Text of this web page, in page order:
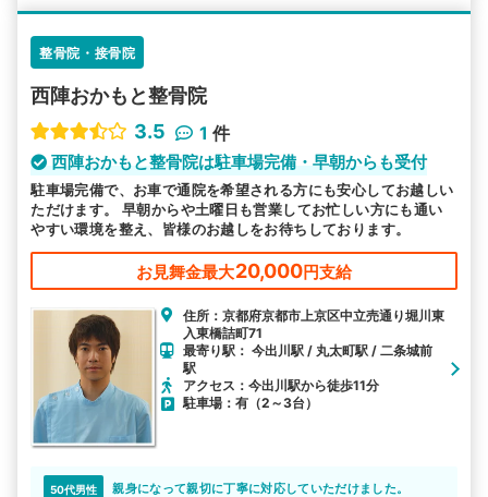
整骨院・接骨院
西陣おかもと整骨院
3.5
1 件
西陣おかもと整骨院は駐車場完備・早朝からも受付
駐車場完備で、お車で通院を希望される方にも安心してお越しい
ただけます。 早朝からや土曜日も営業してお忙しい方にも通い
やすい環境を整え、皆様のお越しをお待ちしております。
お見舞金最大20,000円支給
住所：京都府京都市上京区中立売通り堀川東
入東橋詰町71
最寄り駅： 今出川駅 / 丸太町駅 / 二条城前
駅
アクセス：今出川駅から徒歩11分
駐車場：有（2～3台）
50代男性 親身になって親切に丁寧に対応していただけました。